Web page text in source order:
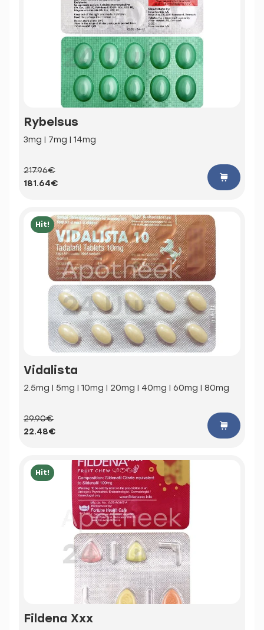
Rybelsus
3mg | 7mg | 14mg
217.96€
181.64€
Hit!
Vidalista
2.5mg | 5mg | 10mg | 20mg | 40mg | 60mg | 80mg
29.90€
22.48€
Hit!
Fildena Xxx